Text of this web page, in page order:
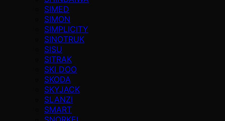
SIMED
SIMON
SIMPLICITY
SINOTRUK
SISU
SITRAK
SKI DOO
SKODA
SKYJACK
SLANZI
SMART